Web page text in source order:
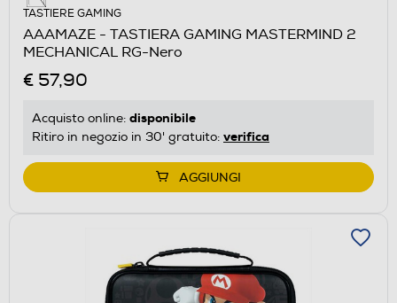
TASTIERE GAMING
AAAMAZE - TASTIERA GAMING MASTERMIND 2
MECHANICAL RG-Nero
€ 57,90
Acquisto online: disponibile
Ritiro in negozio in 30' gratuito: verifica
AGGIUNGI